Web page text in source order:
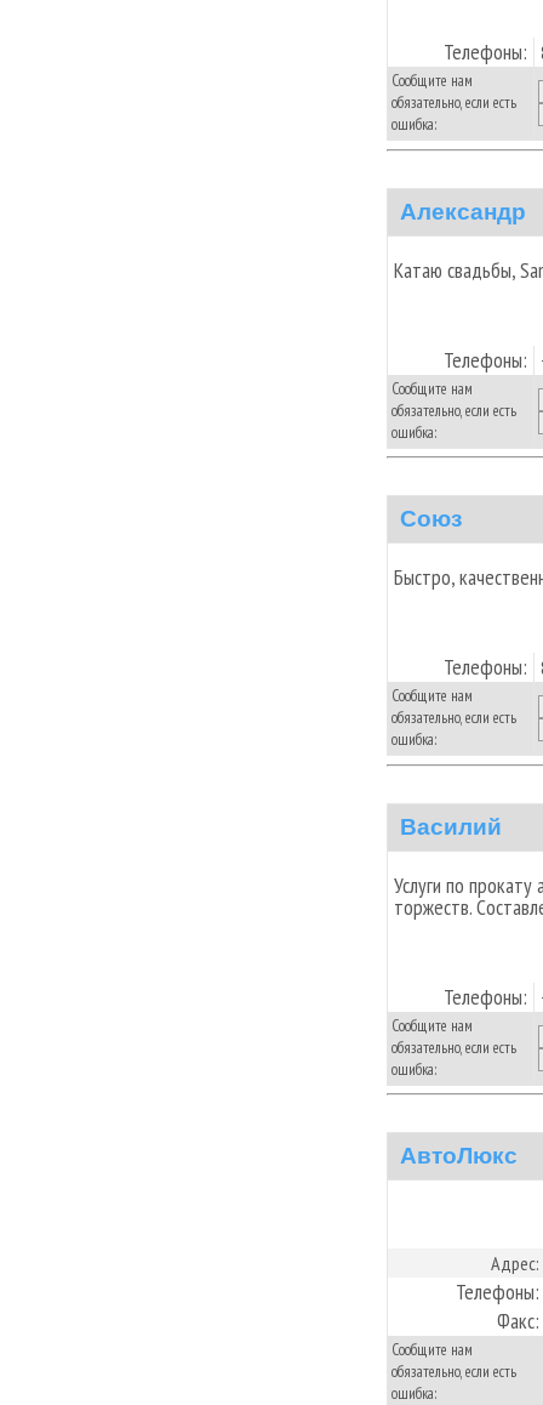
Телефоны:
Сообщите нам
обязательно, если есть
ошибка:
Александр
Катаю свадьбы,
Телефоны:
Сообщите нам
обязательно, если есть
ошибка:
Союз
Быстро,
Телефоны:
Сообщите нам
обязательно, если есть
ошибка:
Василий
Услуги по
торжеств.
Телефоны:
Сообщите нам
обязательно, если есть
ошибка:
АвтоЛюкс
Адрес:
Телефоны:
Факс:
Сообщите нам
обязательно, если есть
ошибка: